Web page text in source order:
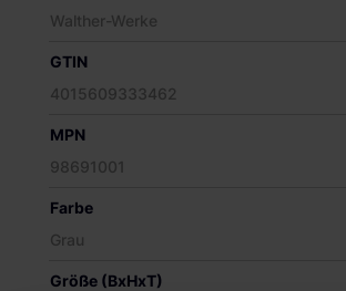
Walther-Werke
GTIN
4015609333462
MPN
98691001
Farbe
Grau
Größe (BxHxT)